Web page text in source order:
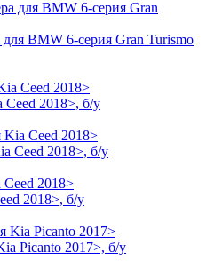
BMW 6-серия Gran Turismo
Ceed 2018>, б/у
Ceed 2018>, б/у
2018>, б/у
Picanto 2017>, б/у